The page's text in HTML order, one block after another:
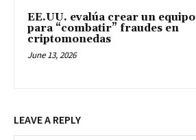
EE.UU. evalúa crear un equipo
para “combatir” fraudes en
criptomonedas
June 13, 2026
LEAVE A REPLY